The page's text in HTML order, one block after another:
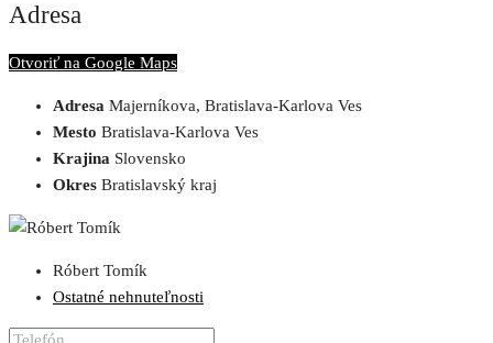
Adresa
Otvoriť na Google Maps
Adresa Majerníkova, Bratislava-Karlova Ves
Mesto Bratislava-Karlova Ves
Krajina Slovensko
Okres Bratislavský kraj
Róbert Tomík
Ostatné nehnuteľnosti